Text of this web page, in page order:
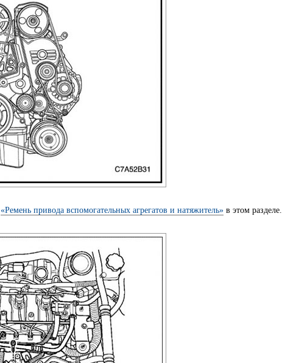
«Ремень привода вспомогательных агрегатов и натяжитель» в этом разделе.